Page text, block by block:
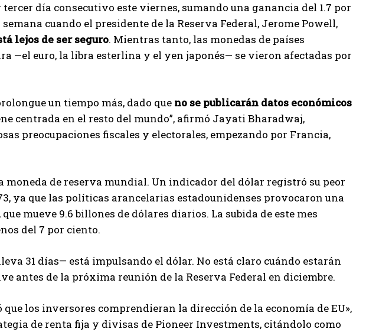
día consecutivo este viernes, sumando una ganancia del 1.7 por
cuando el presidente de la Reserva Federal, Jerome Powell,
lejos de ser seguro. Mientras tanto, las monedas de países
—el euro, la libra esterlina y el yen japonés— se vieron afectadas por
un tiempo más, dado que no se publicarán datos económicos
centrada en el resto del mundo”, afirmó Jayati Bharadwaj,
preocupaciones fiscales y electorales, empezando por Francia,
moneda de reserva mundial. Un indicador del dólar registró su peor
ya que las políticas arancelarias estadounidenses provocaron una
mueve 9.6 billones de dólares diarios. La subida de este mes
del 7 por ciento.
31 días— está impulsando el dólar. No está claro cuándo estarán
antes de la próxima reunión de la Reserva Federal en diciembre.
los inversores comprendieran la dirección de la economía de EU»,
de renta fija y divisas de Pioneer Investments, citándolo como